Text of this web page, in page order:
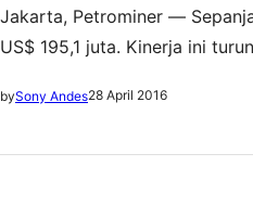
Jakarta, Petrominer —
US$ 195,1 juta. Kinerja ini
perdagangan batubara,” ujar
bySony Andes28 April 2016